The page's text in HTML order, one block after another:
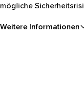
mögliche
Weitere Informationen